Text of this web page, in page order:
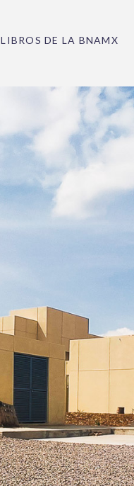
LIBROS DE LA BNAMX